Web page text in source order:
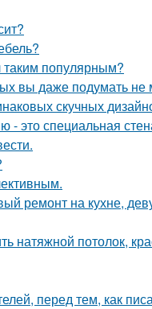
таким популярным?
вы даже подумать не
скучных
- это специальная
ремонт на кухне,
натяжной потолок,
перед тем, как